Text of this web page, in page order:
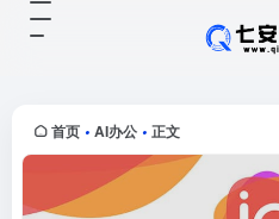
首页 • AI办公 • 正文
去水印等等